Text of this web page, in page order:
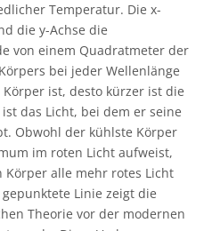
Temperatur. Die x-
die y-Achse die
von einem Quadratmeter der
bei jeder Wellenlänge
ist, desto kürzer ist die
das Licht, bei dem er seine
Obwohl der kühlste Körper
im roten Licht aufweist,
alle mehr rotes Licht
Linie zeigt die
Theorie vor der modernen